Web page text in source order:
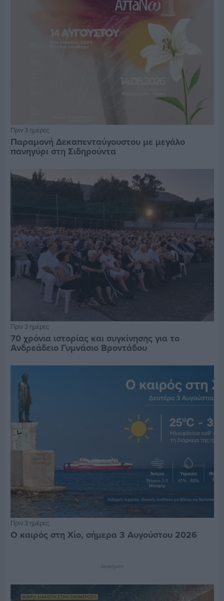
Πριν 3 ημέρες
Παραμονή Δεκαπενταύγουστου με μεγάλο
πανηγύρι στη Σιδηρούντα
Πριν 3 ημέρες
70 χρόνια ιστορίας και συγκίνησης για το
Ανδρεάδειο Γυμνάσιο Βροντάδου
Πριν 3 ημέρες
Ο καιρός στη Χίο, σήμερα 3 Αυγούστου 2026
Διαφήμιση